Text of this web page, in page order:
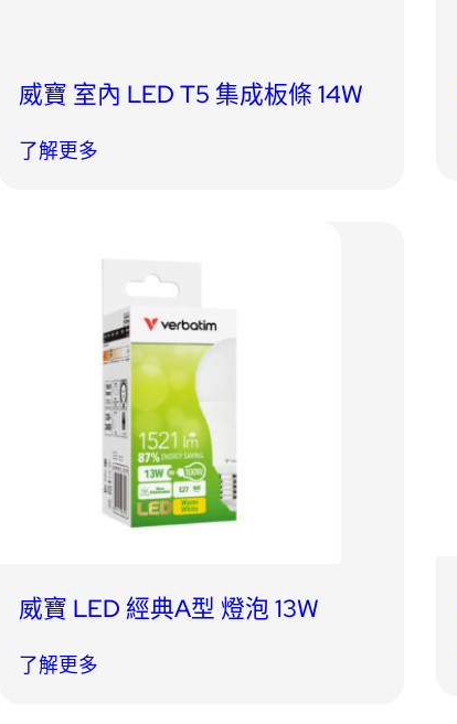
威寶 室內 LED T5 集成板條 14W
了解更多
威寶 LED 經典A型 燈泡 13W
了解更多